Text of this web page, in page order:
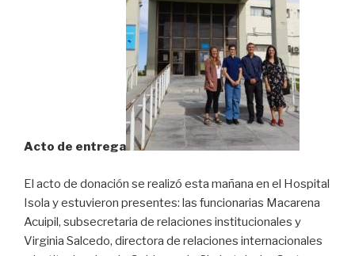
Acto de entrega
El acto de donación se realizó esta mañana en el Hospital
Isola y estuvieron presentes: las funcionarias Macarena
Acuipil, subsecretaria de relaciones institucionales y
Virginia Salcedo, directora de relaciones internacionales